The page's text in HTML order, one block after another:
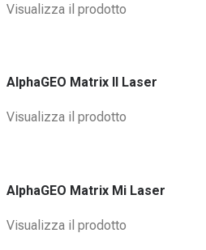
Visualizza il prodotto
AlphaGEO Matrix II Laser
Visualizza il prodotto
AlphaGEO Matrix Mi Laser
Visualizza il prodotto